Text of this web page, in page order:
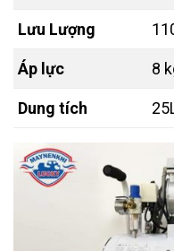
Lưu Lượng
Áp lực 8
Dung tích